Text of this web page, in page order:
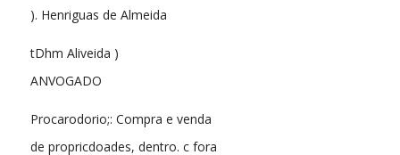
). Henriguas de Almeida
tDhm Aliveida )
ANVOGADO
Procarodorio;: Compra e venda
de propricdoades, dentro. c fora